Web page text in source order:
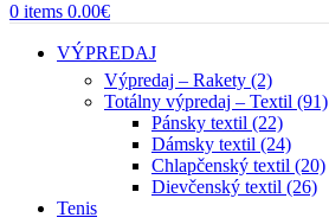
0 items 0.00€
VÝPREDAJ
Výpredaj – Rakety (2)
Totálny výpredaj – Textil (91)
Pánsky textil (22)
Dámsky textil (24)
Chlapčenský textil (20)
Dievčenský textil (26)
Tenis